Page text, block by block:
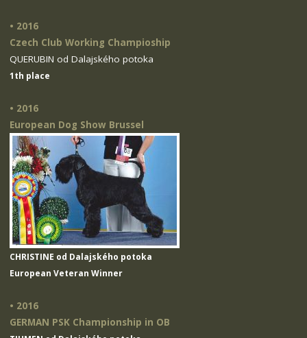
• 2016
Czech Club Working Champioship
QUERUBIN od Dalajského potoka
1th place
• 2016
European Dog Show Brussel
CHRISTINE od Dalajského potoka
European Veteran Winner
• 2016
GERMAN PSK Championship in OB